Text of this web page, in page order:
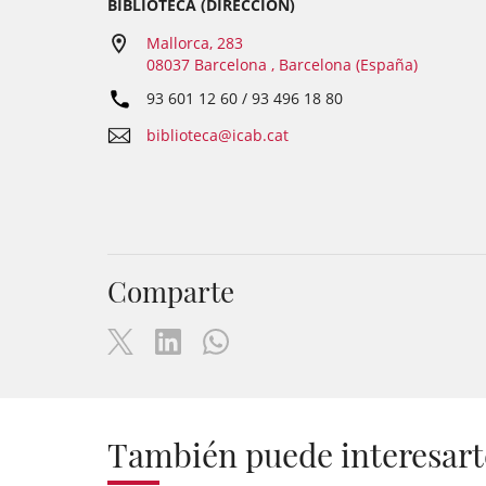
BIBLIOTECA (DIRECCIÓN)
Mallorca, 283
08037 Barcelona , Barcelona (España)
93 601 12 60 / 93 496 18 80
biblioteca@icab.cat
Comparte
También puede